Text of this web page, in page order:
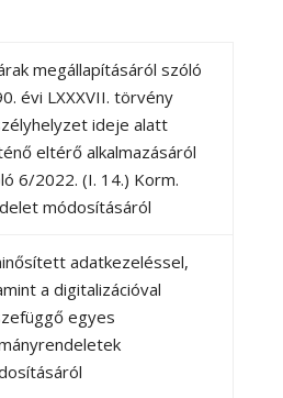
megállapításáról szóló
évi LXXXVII. törvény
ideje alatt
eltérő alkalmazásáról
6/2022. (I. 14.) Korm.
módosításáról
adatkezeléssel,
a digitalizációval
egyes